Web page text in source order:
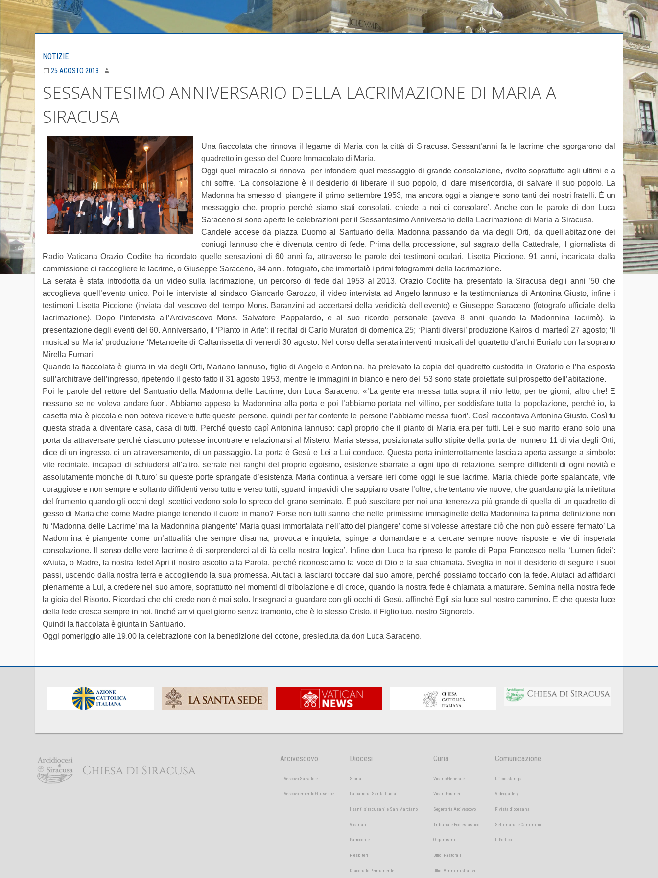
NOTIZIE
25 AGOSTO 2013
SESSANTESIMO ANNIVERSARIO DELLA LACRIMAZIONE DI MARIA A
SIRACUSA
Una fiaccolata che rinnova il legame di Maria con la città di Siracusa. Sessant’anni fa le lacrime che sgorgarono dal
quadretto in gesso del Cuore Immacolato di Maria.
Oggi quel miracolo si rinnova per infondere quel messaggio di grande consolazione, rivolto soprattutto agli ultimi e a
chi soffre. ‘La consolazione è il desiderio di liberare il suo popolo, di dare misericordia, di salvare il suo popolo. La
Madonna ha smesso di piangere il primo settembre 1953, ma ancora oggi a piangere sono tanti dei nostri fratelli. È un
messaggio che, proprio perché siamo stati consolati, chiede a noi di consolare’. Anche con le parole di don Luca
Saraceno si sono aperte le celebrazioni per il Sessantesimo Anniversario della Lacrimazione di Maria a Siracusa.
Candele accese da piazza Duomo al Santuario della Madonna passando da via degli Orti, da quell’abitazione dei
coniugi Iannuso che è divenuta centro di fede. Prima della processione, sul sagrato della Cattedrale, il giornalista di
Radio Vaticana Orazio Coclite ha ricordato quelle sensazioni di 60 anni fa, attraverso le parole dei testimoni oculari, Lisetta Piccione, 91 anni, incaricata dalla
commissione di raccogliere le lacrime, o Giuseppe Saraceno, 84 anni, fotografo, che immortalò i primi fotogrammi della lacrimazione.
La serata è stata introdotta da un video sulla lacrimazione, un percorso di fede dal 1953 al 2013. Orazio Coclite ha presentato la Siracusa degli anni ’50 che
accoglieva quell’evento unico. Poi le interviste al sindaco Giancarlo Garozzo, il video intervista ad Angelo Iannuso e la testimonianza di Antonina Giusto, infine i
testimoni Lisetta Piccione (inviata dal vescovo del tempo Mons. Baranzini ad accertarsi della veridicità dell’evento) e Giuseppe Saraceno (fotografo ufficiale della
lacrimazione). Dopo l’intervista all’Arcivescovo Mons. Salvatore Pappalardo, e al suo ricordo personale (aveva 8 anni quando la Madonnina lacrimò), la
presentazione degli eventi del 60. Anniversario, il ‘Pianto in Arte’: il recital di Carlo Muratori di domenica 25; ‘Pianti diversi’ produzione Kairos di martedì 27 agosto; ‘Il
musical su Maria’ produzione ‘Metanoeite di Caltanissetta di venerdì 30 agosto. Nel corso della serata interventi musicali del quartetto d’archi Eurialo con la soprano
Mirella Furnari.
Quando la fiaccolata è giunta in via degli Orti, Mariano Iannuso, figlio di Angelo e Antonina, ha prelevato la copia del quadretto custodita in Oratorio e l’ha esposta
sull’architrave dell’ingresso, ripetendo il gesto fatto il 31 agosto 1953, mentre le immagini in bianco e nero del ’53 sono state proiettate sul prospetto dell’abitazione.
Poi le parole del rettore del Santuario della Madonna delle Lacrime, don Luca Saraceno. «’La gente era messa tutta sopra il mio letto, per tre giorni, altro che! E
nessuno se ne voleva andare fuori. Abbiamo appeso la Madonnina alla porta e poi l’abbiamo portata nel villino, per soddisfare tutta la popolazione, perché io, la
casetta mia è piccola e non poteva ricevere tutte queste persone, quindi per far contente le persone l’abbiamo messa fuori’. Così raccontava Antonina Giusto. Così fu
questa strada a diventare casa, casa di tutti. Perché questo capì Antonina Iannuso: capì proprio che il pianto di Maria era per tutti. Lei e suo marito erano solo una
porta da attraversare perché ciascuno potesse incontrare e relazionarsi al Mistero. Maria stessa, posizionata sullo stipite della porta del numero 11 di via degli Orti,
dice di un ingresso, di un attraversamento, di un passaggio. La porta è Gesù e Lei a Lui conduce. Questa porta ininterrottamente lasciata aperta assurge a simbolo:
vite recintate, incapaci di schiudersi all’altro, serrate nei ranghi del proprio egoismo, esistenze sbarrate a ogni tipo di relazione, sempre diffidenti di ogni novità e
assolutamente monche di futuro’ su queste porte sprangate d’esistenza Maria continua a versare ieri come oggi le sue lacrime. Maria chiede porte spalancate, vite
coraggiose e non sempre e soltanto diffidenti verso tutto e verso tutti, sguardi impavidi che sappiano osare l’oltre, che tentano vie nuove, che guardano già la mietitura
del frumento quando gli occhi degli scettici vedono solo lo spreco del grano seminato. E può suscitare per noi una tenerezza più grande di quella di un quadretto di
gesso di Maria che come Madre piange tenendo il cuore in mano? Forse non tutti sanno che nelle primissime immaginette della Madonnina la prima definizione non
fu ‘Madonna delle Lacrime’ ma la Madonnina piangente’ Maria quasi immortalata nell’atto del piangere’ come si volesse arrestare ciò che non può essere fermato’ La
Madonnina è piangente come un’attualità che sempre disarma, provoca e inquieta, spinge a domandare e a cercare sempre nuove risposte e vie di insperata
consolazione. Il senso delle vere lacrime è di sorprenderci al di là della nostra logica’. Infine don Luca ha ripreso le parole di Papa Francesco nella ‘Lumen fidei’:
«Aiuta, o Madre, la nostra fede! Apri il nostro ascolto alla Parola, perché riconosciamo la voce di Dio e la sua chiamata. Sveglia in noi il desiderio di seguire i suoi
passi, uscendo dalla nostra terra e accogliendo la sua promessa. Aiutaci a lasciarci toccare dal suo amore, perché possiamo toccarlo con la fede. Aiutaci ad affidarci
pienamente a Lui, a credere nel suo amore, soprattutto nei momenti di tribolazione e di croce, quando la nostra fede è chiamata a maturare. Semina nella nostra fede
la gioia del Risorto. Ricordaci che chi crede non è mai solo. Insegnaci a guardare con gli occhi di Gesù, affinché Egli sia luce sul nostro cammino. E che questa luce
della fede cresca sempre in noi, finché arrivi quel giorno senza tramonto, che è lo stesso Cristo, il Figlio tuo, nostro Signore!».
Quindi la fiaccolata è giunta in Santuario.
Oggi pomeriggio alle 19.00 la celebrazione con la benedizione del cotone, presieduta da don Luca Saraceno.
Arcivescovo
Il Vescovo Salvatore
Il Vescovo emerito Giuseppe
Diocesi
Storia
La patrona Santa Lucia
I santi siracusani e San Marciano
Vicariati
Parrocchie
Presbiteri
Diaconato Permanente
Curia
Vicario Generale
Vicari Foranei
Segreteria Arcivescovo
Tribunale Ecclesiastico
Organismi
Uffici Pastorali
Uffici Amministrativi
Comunicazione
Ufficio stampa
Videogallery
Rivista diocesana
Settimanale Cammino
Il Portico